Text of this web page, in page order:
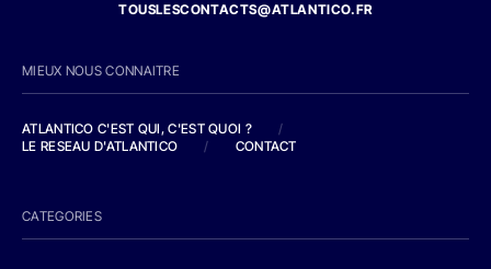
TOUSLESCONTACTS@ATLANTICO.FR
MIEUX NOUS CONNAITRE
ATLANTICO C'EST QUI, C'EST QUOI ?
/
LE RESEAU D'ATLANTICO
/ CONTACT
CATEGORIES